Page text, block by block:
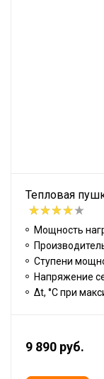
Тепловая
Мощность
Ступени
Напряжение
Δt, °C при
9 890 руб.